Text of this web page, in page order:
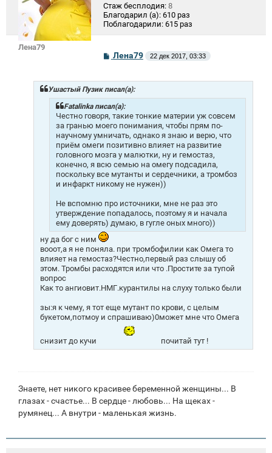
Лена79
Стаж бесплодия: 8
Благодарил (а): 610 раз
Поблагодарили: 615 раз
С
б
щ
е
н
и
е
Лена79 22 дек 2017, 03:33
Ушастый Пузик писал(а):
Fatalinka писал(а):
Честно говоря, такие тонкие материи уж совсем
за гранью моего понимания, чтобы прям по-
научному умничать, однако я знаю и верю, что
приём омеги позитивно влияет на развитие
головного мозга у малютки, ну и гемостаз,
конечно, я всю семью на омегу подсадила,
поскольку все мутанты и сердечники, а тромбоз
и инфаркт никому не нужен))
Не вспомню про источники, мне не раз это
утверждение попадалось, поэтому я и начала
ему доверять) думаю, в гугле оных много))
ну да бог с ним
вооот,а я не поняла. при тромбофилии как Омега то
влияет на гемостаз?Честно,первый раз слышу об
этом. Тромбы расходятся или что .Простите за тупой
вопрос
Как то ангиовит.НМГ.курантилы на слуху только были
зы:я к чему, я тот еще мутант по крови, с целым
букетом,потмоу и спрашиваю)0может мне что Омега
снизит до кучи почитай тут !
Знаете, нет никого красивее беременной женщины... В
глазах - счастье... В сердце - любовь... На щеках -
румянец... А внутри - маленькая жизнь.